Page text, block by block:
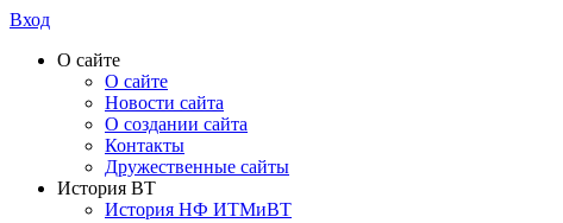
Вход
О сайте
О сайте
Новости сайта
О создании сайта
Контакты
Дружественные сайты
История ВТ
История НФ ИТМиВТ